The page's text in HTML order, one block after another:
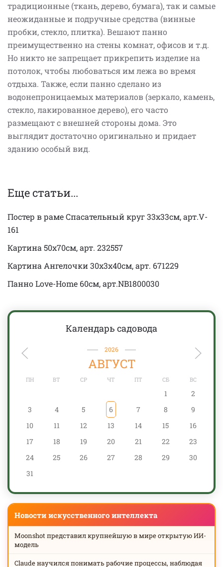
традиционные (ткань, дерево, бумага), так и самые
неожиданные и подручные средства (винные
пробки, стекло, плитка). Вешают панно
преимущественно на стены комнат, офисов и т.д.
Но никто не запрещает прикрепить изделие на
потолок, чтобы любоваться им лежа во время
отдыха. Также, если панно сделано из
водонепроницаемых материалов (зеркало, камень,
стекло, лакированное дерево), его часто
размещают с внешней стороны дома. Это
выглядит достаточно оригинально и придает
зданию особый вид.
Еще статьи...
Постер в раме Спасательный круг 33х33см, арт.V-
161
Картина 50x70см, арт. 232557
Картина Ангелочки 30х3х40см, арт. 671229
Панно Love-Home 60см, арт.NB1800030
Календарь садовода
2026
АВГУСТ
ПН ВТ СР ЧТ ПТ СБ ВС
1
2
3
4 5 6 7 8
9
10
11 12 13 14 15
16
17
18 19 20 21 22
23
24
25 26 27 28 29
30
31
Новости искусственного интеллекта
Moonshot представил крупнейшую в мире открытую ИИ-
модель
Claude научился понимать рабочие процессы, наблюдая